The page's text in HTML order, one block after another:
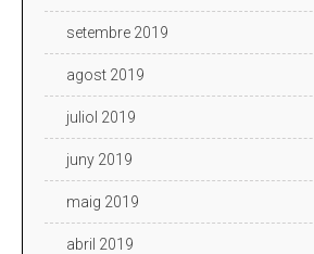
setembre 2019
agost 2019
juliol 2019
juny 2019
maig 2019
abril 2019